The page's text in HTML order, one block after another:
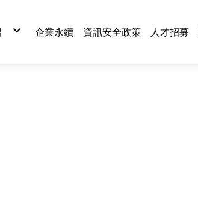
企業永續 資訊安全政策 人才招募